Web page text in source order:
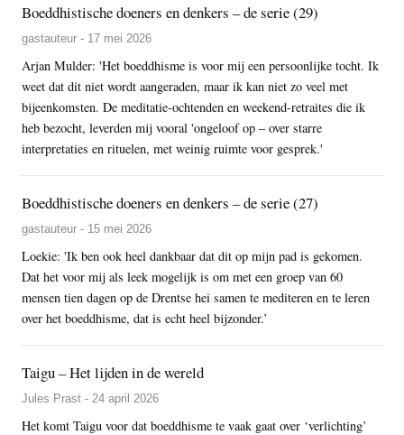
Boeddhistische doeners en denkers – de serie (29)
gastauteur - 17 mei 2026
Arjan Mulder: 'Het boeddhisme is voor mij een persoonlijke tocht. Ik
weet dat dit niet wordt aangeraden, maar ik kan niet zo veel met
bijeenkomsten. De meditatie-ochtenden en weekend-retraites die ik
heb bezocht, leverden mij vooral 'ongeloof op – over starre
interpretaties en rituelen, met weinig ruimte voor gesprek.'
Boeddhistische doeners en denkers – de serie (27)
gastauteur - 15 mei 2026
Loekie: 'Ik ben ook heel dankbaar dat dit op mijn pad is gekomen.
Dat het voor mij als leek mogelijk is om met een groep van 60
mensen tien dagen op de Drentse hei samen te mediteren en te leren
over het boeddhisme, dat is echt heel bijzonder.’
Taigu – Het lijden in de wereld
Jules Prast - 24 april 2026
Het komt Taigu voor dat boeddhisme te vaak gaat over ‘verlichting’